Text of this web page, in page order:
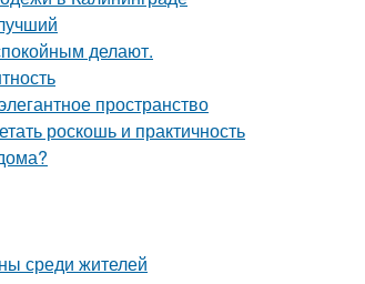
делают.
пространство
роскошь и практичность
среди жителей